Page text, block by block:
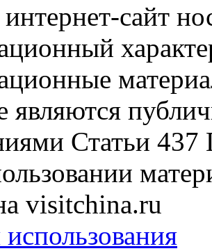
сайт
являются
Статьи 437
visitchina.ru